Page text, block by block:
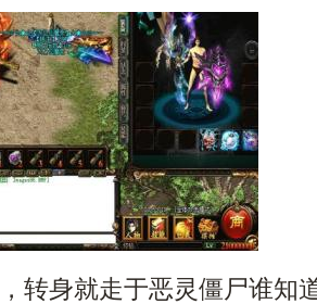
转身就走于恶灵僵尸谁知